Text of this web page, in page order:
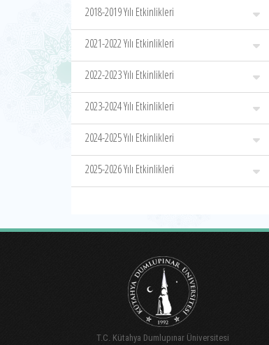
2018-2019 Yılı Etkinlikleri
2021-2022 Yılı Etkinlikleri
2022-2023 Yılı Etkinlikleri
2023-2024 Yılı Etkinlikleri
2024-2025 Yılı Etkinlikleri
2025-2026 Yılı Etkinlikleri
T.C. Kütahya Dumlupınar Üniversitesi